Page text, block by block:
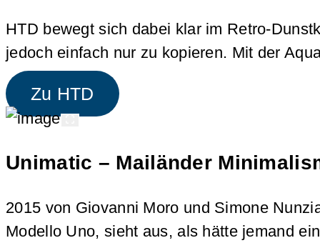
HTD bewegt sich dabei klar im Retro-
jedoch einfach nur zu kopieren. Mit der
Zu HTD
Unimatic – Mailänder
2015 von Giovanni Moro und Simone
Modello Uno, sieht aus, als hätte jemand